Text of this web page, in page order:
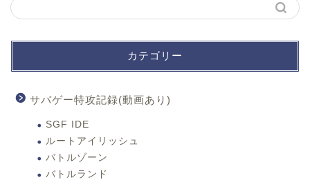
カテゴリー
サバゲー特攻記録(動画あり)
SGF IDE
ルートアイリッシュ
バトルゾーン
バトルランド